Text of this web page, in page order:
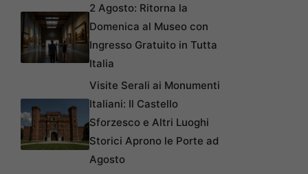
2 Agosto: Ritorna la
Domenica al Museo con
Ingresso Gratuito in Tutta
Italia
Visite Serali ai Monumenti
Italiani: Il Castello
Sforzesco e Altri Luoghi
Storici Aprono le Porte ad
Agosto